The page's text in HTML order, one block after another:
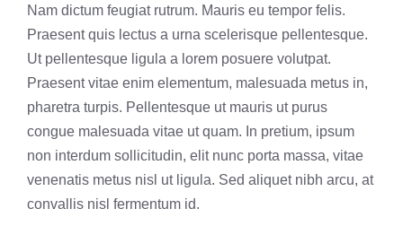
Nam dictum feugiat rutrum. Mauris eu tempor felis.
Praesent quis lectus a urna scelerisque pellentesque.
Ut pellentesque ligula a lorem posuere volutpat.
Praesent vitae enim elementum, malesuada metus in,
pharetra turpis. Pellentesque ut mauris ut purus
congue malesuada vitae ut quam. In pretium, ipsum
non interdum sollicitudin, elit nunc porta massa, vitae
venenatis metus nisl ut ligula. Sed aliquet nibh arcu, at
convallis nisl fermentum id.